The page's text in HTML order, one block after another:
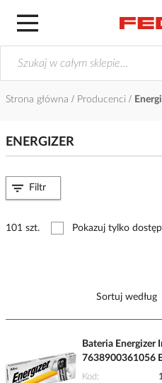
Strona główna Producenci
ENERGIZER
101 szt. Pokazuj tylko
Sortuj według
Bateria Energizer
7638900361056
Kod
Filtr